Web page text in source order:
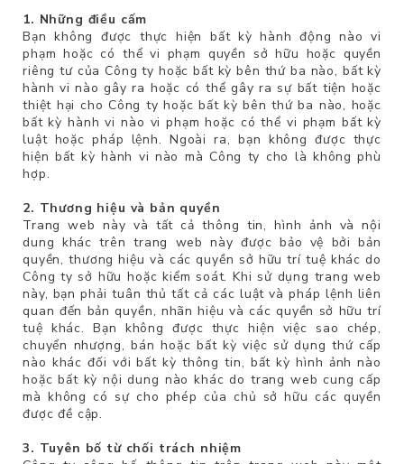
1. Những điều cấm
Bạn không được thực hiện bất kỳ hành động nào vi
phạm hoặc có thể vi phạm quyền sở hữu hoặc quyền
riêng tư của Công ty hoặc bất kỳ bên thứ ba nào, bất kỳ
hành vi nào gây ra hoặc có thể gây ra sự bất tiện hoặc
thiệt hại cho Công ty hoặc bất kỳ bên thứ ba nào, hoặc
bất kỳ hành vi nào vi phạm hoặc có thể vi phạm bất kỳ
luật hoặc pháp lệnh. Ngoài ra, bạn không được thực
hiện bất kỳ hành vi nào mà Công ty cho là không phù
hợp.
2. Thương hiệu và bản quyền
Trang web này và tất cả thông tin, hình ảnh và nội
dung khác trên trang web này được bảo vệ bởi bản
quyền, thương hiệu và các quyền sở hữu trí tuệ khác do
Công ty sở hữu hoặc kiểm soát. Khi sử dụng trang web
này, bạn phải tuân thủ tất cả các luật và pháp lệnh liên
quan đến bản quyền, nhãn hiệu và các quyền sở hữu trí
tuệ khác. Bạn không được thực hiện việc sao chép,
chuyển nhượng, bán hoặc bất kỳ việc sử dụng thứ cấp
nào khác đối với bất kỳ thông tin, bất kỳ hình ảnh nào
hoặc bất kỳ nội dung nào khác do trang web cung cấp
mà không có sự cho phép của chủ sở hữu các quyền
được đề cập.
3. Tuyên bố từ chối trách nhiệm